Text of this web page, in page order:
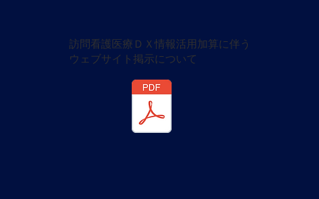
訪問看護医療ＤＸ情報活用加算に伴う
ウェブサイト掲示について